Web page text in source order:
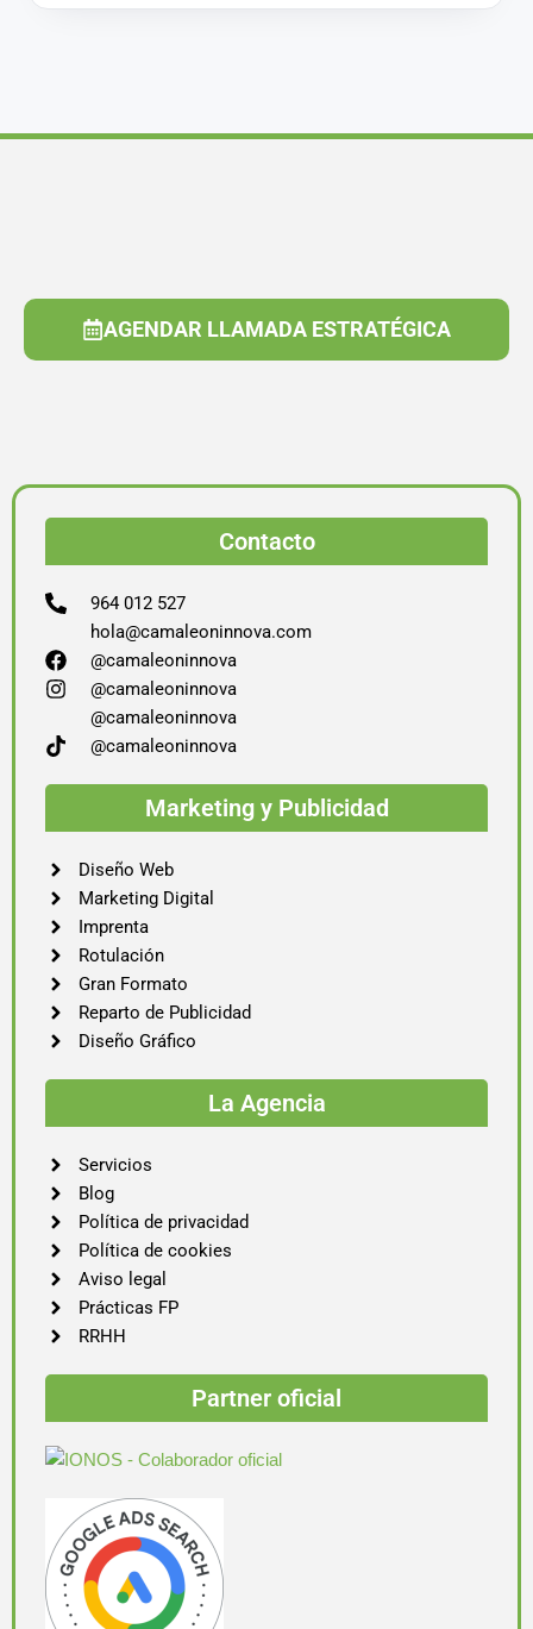
AGENDAR LLAMADA ESTRATÉGICA
Contacto
964 012 527
hola@camaleoninnova.com
@camaleoninnova
@camaleoninnova
@camaleoninnova
@camaleoninnova
Marketing y Publicidad
Diseño Web
Marketing Digital
Imprenta
Rotulación
Gran Formato
Reparto de Publicidad
Diseño Gráfico
La Agencia
Servicios
Blog
Política de privacidad
Política de cookies
Aviso legal
Prácticas FP
RRHH
Partner oficial